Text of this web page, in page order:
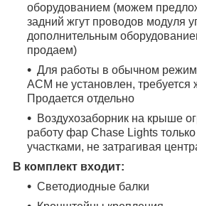
оборудованием (можем
задний жгут проводов модуля
дополнительным
продаем)
Для работы в обычном
ACM не установлен, требуется
Продается отдельно
Воздухозаборник на крыше
работу фар Chase Lights
участками, не затрагивая
В комплект входит:
Светодиодные балки